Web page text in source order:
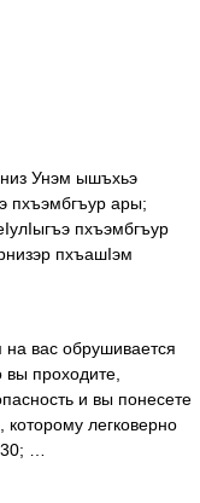
Унэм ышъхьэ
пхъэмбгъур ары;
пхъэмбгъур
пхъашIэм
вас обрушивается
вы проходите,
и вы понесете
которому легковерно
…